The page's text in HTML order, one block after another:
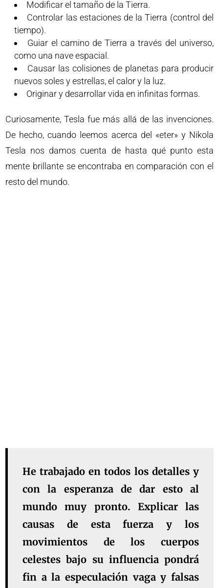
Modificar el tamaño de la Tierra.
Controlar las estaciones de la Tierra (control del
tiempo).
Guiar el camino de Tierra a través del universo,
como una nave espacial.
Causar las colisiones de planetas para producir
nuevos soles y estrellas, el calor y la luz.
Originar y desarrollar vida en infinitas formas.
Curiosamente, Tesla fue más allá de las invenciones.
De hecho, cuando leemos acerca del «eter» y Nikola
Tesla nos damos cuenta de hasta qué punto esta
mente brillante se encontraba en comparación con el
resto del mundo.
He trabajado en todos los detalles y
con la esperanza de dar esto al
mundo muy pronto. Explicar las
causas de esta fuerza y los
movimientos de los cuerpos
celestes bajo su influencia pondrá
fin a la especulación vaga y falsas